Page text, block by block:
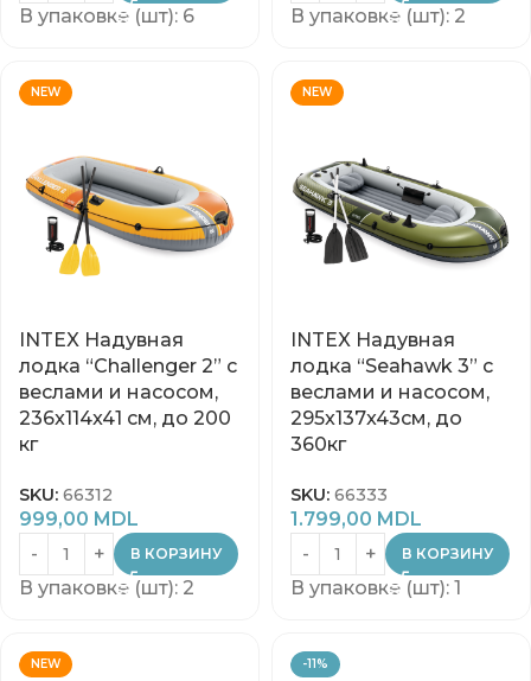
В упаковке (шт): 6 В упаковке (шт): 2
NEW
INTEX Надувная
лодка “Challenger 2” с
веслами и насосом,
236x114x41 см, до 200
кг
SKU: 66312
999,00 MDL
В КОРЗИНУ
В упаковке (шт): 2
NEW
INTEX Надувная
лодка “Seahawk 3” с
веслами и насосом,
295x137x43см, до
360кг
SKU: 66333
1.799,00 MDL
В КОРЗИНУ
В упаковке (шт): 1
NEW -11%